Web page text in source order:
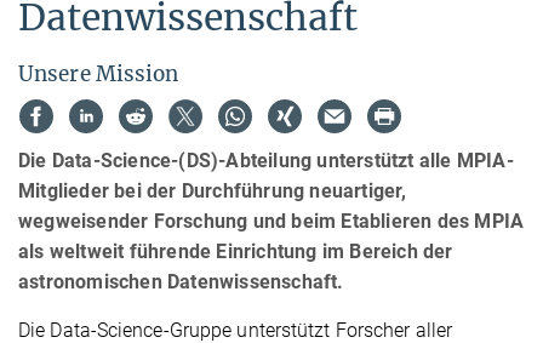
Datenwissenschaft
Unsere Mission
Die Data-Science-(DS)-Abteilung unterstützt alle MPIA-
Mitglieder bei der Durchführung neuartiger,
wegweisender Forschung und beim Etablieren des MPIA
als weltweit führende Einrichtung im Bereich der
astronomischen Datenwissenschaft.
Die Data-Science-Gruppe unterstützt Forscher aller